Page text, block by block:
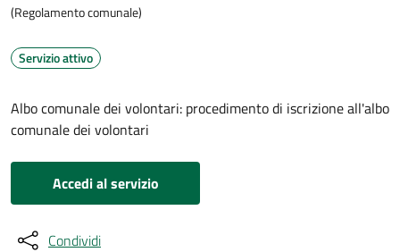
(Regolamento comunale)
Servizio attivo
Albo comunale dei volontari: procedimento di iscrizione all'albo
comunale dei volontari
Accedi al servizio
Condividi